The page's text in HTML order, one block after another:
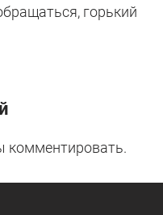
горький
комментировать.